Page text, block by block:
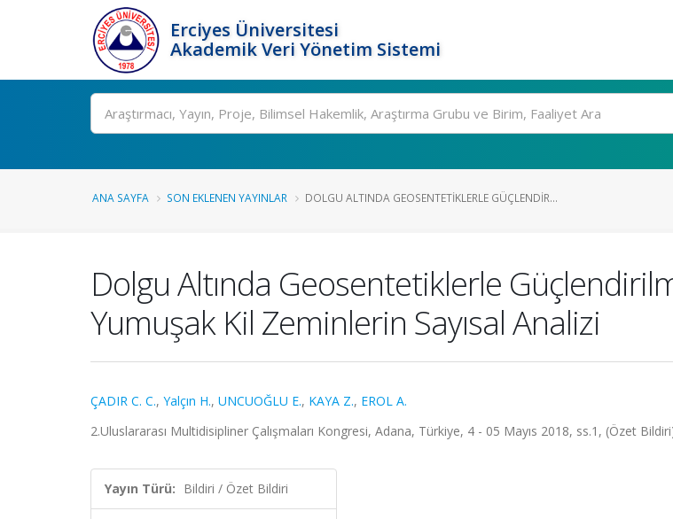
Erciyes Üniversitesi
Akademik Veri Yönetim Sistemi
Ara
ANA SAYFA SON EKLENEN YAYINLAR DOLGU ALTINDA GEOSENTETIKLERLE GÜÇLENDIR...
Dolgu Altında Geosentetiklerle
Yumuşak Kil Zeminlerin Sayısal Analizi
ÇADIR C. C., Yalçın H., UNCUOĞLU E., KAYA Z., EROL A.
2.Uluslararası Multidisipliner Çalışmaları Kongresi, Adana, Türkiye, 4 - 05 Mayıs 2018, ss.1, (Özet
Yayın Türü: Bildiri / Özet Bildiri